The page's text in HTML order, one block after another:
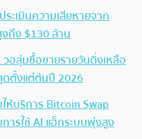
ระเมินความเสียหายจาก
ถึง $130 ล้าน
วอลุ่มซื้อขายรายวันดิ่งเหลือ
ตั้งแต่ต้นปี 2026
ห้บริการ Bitcoin Swap
ารใช้ AI แฮ็กระบบพุ่งสูง